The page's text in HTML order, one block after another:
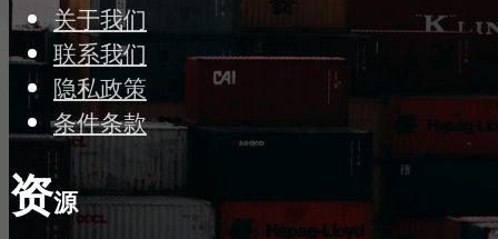
关于我们
联系我们
隐私政策
条件条款
资源